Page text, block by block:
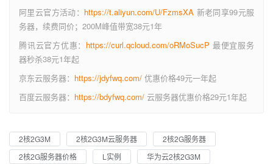
阿里云官方活动： https://t.aliyun.com/U/FzmsXA 新老同享99元服
务器，续费同价；200M峰值带宽38元1年
腾讯云官方优惠： https://curl.qcloud.com/oRMoSucP 最便宜服务
器秒杀38元1年起
京东云服务器： https://jdyfwq.com/ 优惠价格49元一年起
百度云服务器： https://bdyfwq.com/ 云服务器优惠价格29元1年起
2核2G3M 2核2G3M云服务器
2核2G服务器
2核2G服务器价格
L实例
华为云2核2G3M